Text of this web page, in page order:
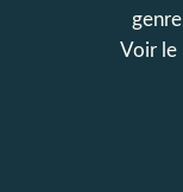
Voir le